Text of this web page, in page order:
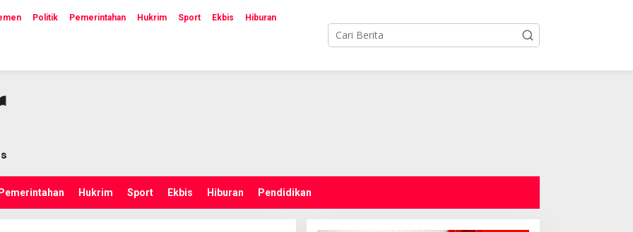
Politik Pemerintahan Hukrim Sport Ekbis Hiburan
Pemerintahan Hukrim Sport Ekbis Hiburan Pendidikan